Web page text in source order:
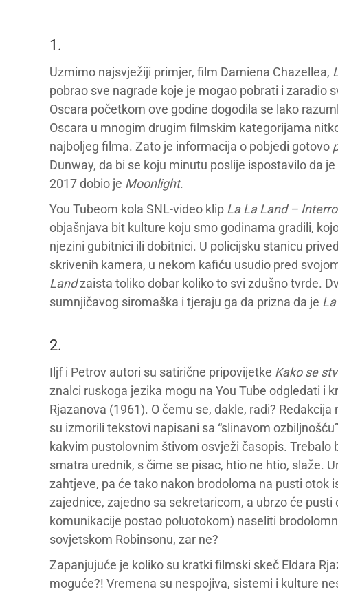
1.
Uzmimo najsvježiji primjer, film Damiena Chazellea,
pobrao sve nagrade koje je mogao pobrati i zaradio
Oscara početkom ove godine dogodila se lako
Oscara u mnogim drugim filmskim kategorijama
najboljeg filma. Zato je informacija o pobjedi gotovo
Dunway, da bi se koju minutu poslije ispostavilo da
2017 dobio je Moonlight.
You Tubeom kola SNL-video klip La La Land –
objašnjava bit kulture koju smo godinama gradili,
njezini gubitnici ili dobitnici. U policijsku stanicu
skrivenih kamera, u nekom kafiću usudio pred
Landzaista toliko dobar koliko to svi zdušno tvrde.
sumnjičavog siromaška i tjeraju ga da prizna da je
2.
Iljf i Petrov autori su satirične pripovijetke Kako se
znalci ruskoga jezika mogu na You Tube odgledati i
Rjazanova (1961). O čemu se, dakle, radi?
su izmorili tekstovi napisani sa “slinavom
kakvim pustolovnim štivom osvježi časopis.
smatra urednik, s čime se pisac, htio ne htio, slaže.
zahtjeve, pa će tako nakon brodoloma na pusti otok
zajednice, zajedno sa sekretaricom, a ubrzo će
komunikacije postao poluotokom) naseliti
sovjetskom Robinsonu, zar ne?
Zapanjujuće je koliko su kratki filmski skeč Eldara
moguće?! Vremena su nespojiva, sistemi i kulture